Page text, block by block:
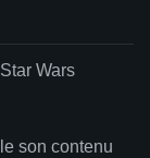
Wars
son contenu